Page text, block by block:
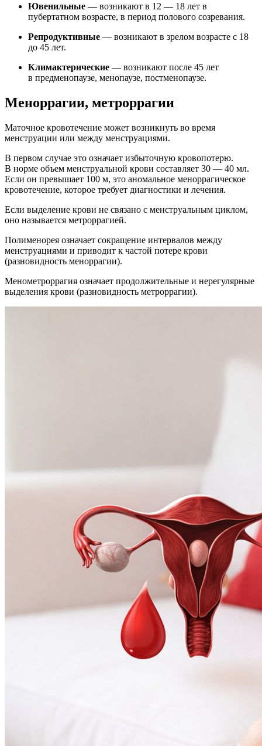
Ювенильные — возникают в 12 — 18 лет в
пубертатном возрасте, в период полового созревания.
Репродуктивные — возникают в зрелом возрасте с 18
до 45 лет.
Климактерические — возникают после 45 лет
в предменопаузе, менопаузе, постменопаузе.
Меноррагии, метроррагии
Маточное кровотечение может возникнуть во время
менструации или между менструациями.
В первом случае это означает избыточную кровопотерю.
В норме объем менструальной крови составляет 30 — 40 мл.
Если он превышает 100 м, это аномальное меноррагическое
кровотечение, которое требует диагностики и лечения.
Если выделение крови не связано с менструальным циклом,
оно называется метроррагией.
Полименорея означает сокращение интервалов между
менструациями и приводит к частой потере крови
(разновидность меноррагии).
Менометроррагия означает продолжительные и нерегулярные
выделения крови (разновидность метроррагии).